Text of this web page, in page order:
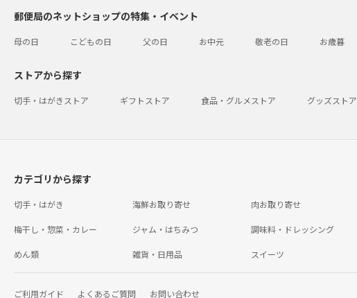
郵便局のネットショップの特集・イベント
母の日 こどもの日 父の日 お中元 敬老の日 お歳暮
ストアから探す
切手・はがきストア ギフトストア 食品・グルメストア グッズストア
カテゴリから探す
切手・はがき 海鮮お取り寄せ 肉お取り寄せ
梅干し・惣菜・カレー ジャム・はちみつ 調味料・ドレッシング
めん類 雑貨・日用品 スイーツ
ご利用ガイド よくあるご質問 お問い合わせ